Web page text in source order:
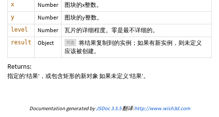
x Number 图块的x整数。
y Number 图块的y整数。
level Number 瓦片的详细程度。零是最不详细的。
result Object 可选
将结果复制到的实例；如果有新实例，则未定义
应该被创建。
Returns:
指定的'结果'，或包含矩形的新对象 如果未定义'结果'。
Documentation generated byJSDoc 3.5.5翻译:http://www.wish3d.com